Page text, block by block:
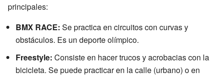
principales:
BMX RACE: Se practica en circuitos con curvas y
obstáculos. Es un deporte olímpico.
Freestyle: Consiste en hacer trucos y acrobacias con la
bicicleta. Se puede practicar en la calle (urbano) o en